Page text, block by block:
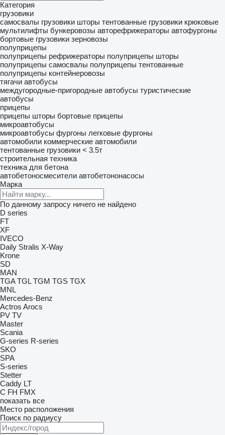
Категория
грузовики
самосвалы грузовики шторы тентованные грузовики крюковые
мультилифты бункеровозы авторефрижераторы автофургоны
бортовые грузовики зерновозы
полуприцепы
полуприцепы рефрижераторы полуприцепы шторы
полуприцепы самосвалы полуприцепы тентованные
полуприцепы контейнеровозы
тягачи автобусы
междугородные-пригородные автобусы туристические
автобусы
прицепы
прицепы шторы бортовые прицепы
микроавтобусы
микроавтобусы фургоны легковые фургоны
автомобили коммерческие автомобили
тентованные грузовики < 3.5т
строительная техника
техника для бетона
автобетоносмесители автобетононасосы
Марка
По данному запросу ничего не найдено
D series
FT
XF
IVECO
Daily Stralis X-Way
Krone
SD
MAN
TGA TGL TGM TGS TGX
MNL
Mercedes-Benz
Actros Arocs
PV TV
Master
Scania
G-series R-series
SKO
SPA
S-series
Stetter
Caddy LT
C FH FMX
показать все
Место расположения
Поиск по радиусу